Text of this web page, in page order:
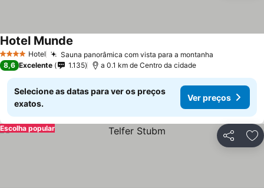
4 EstrelasHotel Sauna panorâmica com vista para a montanha
Hotel Munde
8,6 Excelente 1.135 a 0.1 km de Centro da cidade
Selecione as datas para ver os preços
exatos.
Ver preços
Partilhar
Escolha popular